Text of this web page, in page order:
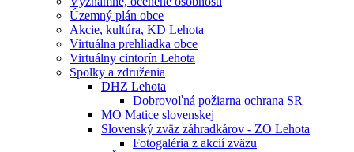
Územný plán obce
Akcie, kultúra, KD Lehota
Virtuálna prehliadka obce
Virtuálny cintorín Lehota
Spolky a združenia
DHZ Lehota
Dobrovoľná požiarna ochrana SR
MO Matice slovenskej
Slovenský zväz záhradkárov - ZO Lehota
Fotogaléria z akcií zväzu